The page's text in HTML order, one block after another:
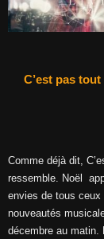
C’est pas
Comme déjà dit,
ressemble. Noël
envies de tous ceux
nouveautés
décembre au